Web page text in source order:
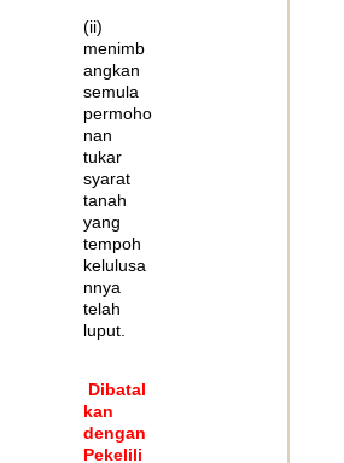
(ii)
menimb
angkan
semula
permoho
nan
tukar
syarat
tanah
yang
tempoh
kelulusa
nnya
telah
luput.
Dibatal
kan
dengan
Pekelili